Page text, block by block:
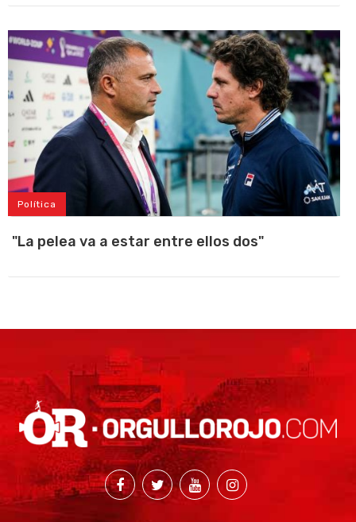
Política
"La pelea va a estar entre ellos dos"